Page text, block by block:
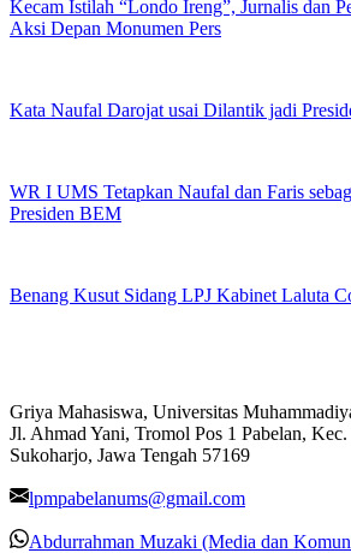
Kecam Istilah “Londo Ireng”, Jurnalis dan
Aksi Depan Monumen Pers
Kata Naufal Darojat usai Dilantik jadi
WR I UMS Tetapkan Naufal dan Faris
Presiden BEM
Benang Kusut Sidang LPJ Kabinet Laluta
Griya Mahasiswa, Universitas
Jl. Ahmad Yani, Tromol Pos 1 Pabelan,
Sukoharjo, Jawa Tengah 57169
lpmpabelanums@gmail.com
Abdurrahman Muzaki (Media dan